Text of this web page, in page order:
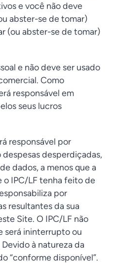
e você não deve
abster-se de tomar)
(ou abster-se de tomar)
e não deve ser usado
Como
responsável em
seus lucros
responsável por
desperdiçadas,
dados, a menos que a
o IPC/LF tenha feito de
por
resultantes da sua
Site. O IPC/LF não
será ininterrupto ou
à natureza da
“conforme disponível”.